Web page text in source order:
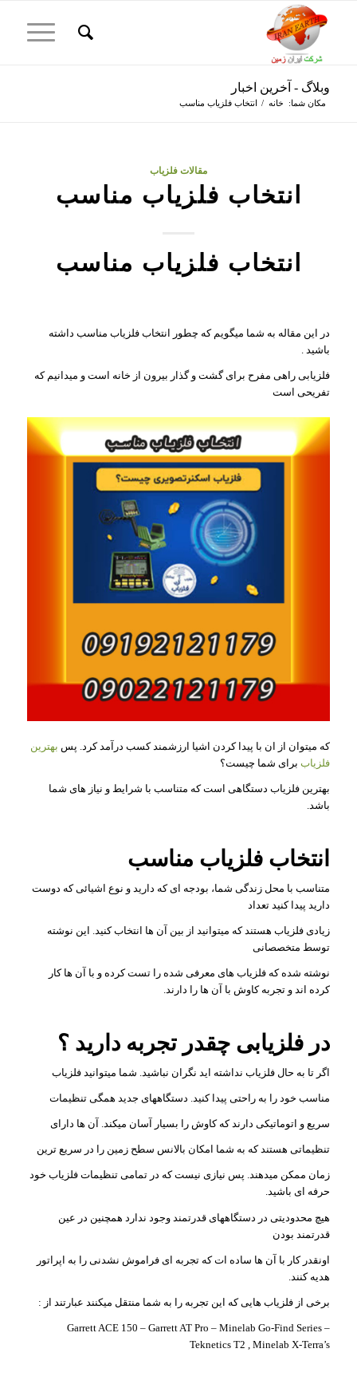
وبلاگ - آخرین اخبار
مکان شما: خانه / انتخاب فلزیاب مناسب
مقالات فلزیاب
انتخاب فلزیاب مناسب
انتخاب فلزیاب مناسب
در این مقاله به شما میگویم که چطور انتخاب فلزیاب مناسب داشته
باشید .
فلزیابی راهی مفرح برای گشت و گذار بیرون از خانه است و میدانیم که
تفریحی است
که میتوان از ان با پیدا کردن اشیا ارزشمند کسب درآمد کرد. پس بهترین
فلزیاببرای شما چیست؟
بهترین فلزیاب دستگاهی است که متناسب با شرایط و نیاز های شما
باشد.
انتخاب فلزیاب مناسب
متناسب با محل زندگی شما، بودجه ای که دارید و نوع اشیائی که دوست
دارید پیدا کنید تعداد
زیادی فلزیاب هستند که میتوانید از بین آن ها انتخاب کنید. این نوشته
توسط متخصصانی
نوشته شده که فلزیاب های معرفی شده را تست کرده و با آن ها کار
کرده اند و تجربه کاوش با آن ها را دارند.
در فلزیابی چقدر تجربه دارید ؟
اگر تا به حال فلزیاب نداشته اید نگران نباشید. شما میتوانید فلزیاب
مناسب خود را به راحتی پیدا کنید. دستگاههای جدید همگی تنظیمات
سریع و اتوماتیکی دارند که کاوش را بسیار آسان میکند. آن ها دارای
تنظیماتی هستند که به شما امکان بالانس سطح زمین را در سریع ترین
زمان ممکن میدهند. پس نیازی نیست که در تمامی تنظیمات فلزیاب خود
حرفه ای باشید.
هیچ محدودیتی در دستگاههای قدرتمند وجود ندارد همچنین در عین
قدرتمند بودن
اونقدر کار با آن ها ساده ات که تجربه ای فراموش نشدنی را به اپراتور
هدیه کنند.
برخی از فلزیاب هایی که این تجربه را به شما منتقل میکنند عبارتند از :
Garrett ACE 150 – Garrett AT Pro – Minelab Go-Find Series –
Teknetics T2 , Minelab X-Terra’s